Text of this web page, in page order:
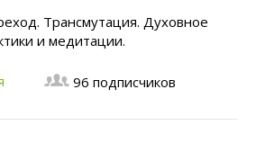
Трансмутация. Духовное
и медитации.
96 подписчиков